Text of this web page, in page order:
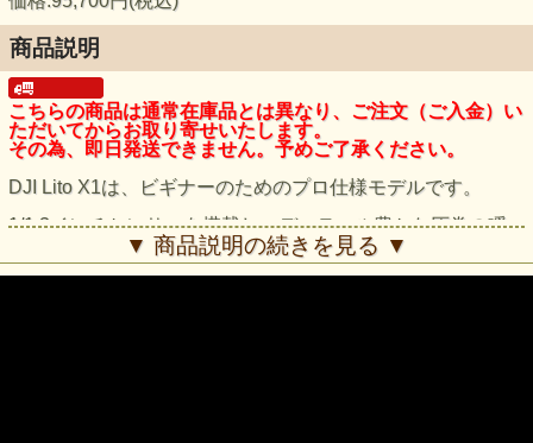
商品説明
こちらの商品は通常在庫品とは異なり、ご注文（ご入金）い
ただいてからお取り寄せいたします。
その為、即日発送できません。予めご了承ください。
DJI Lito X1は、ビギナーのためのプロ仕様モデルです。
1/1.3インチセンサーを搭載し、ディテール豊かな圧巻の瞬
間を捉えます。前向きLiDARと全方向障害物検知により、複
雑な空間でも安心して飛行できます。 また、アクティブト
ラックとスマートカメラワークにフレーミングを任せれば、
▼ 商品説明の続きを見る ▼